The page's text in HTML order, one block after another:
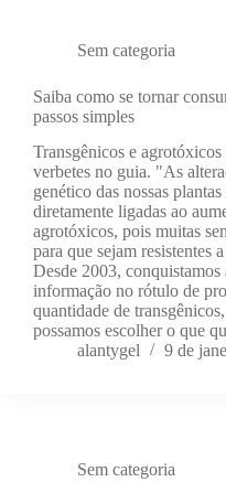
Sem categoria
Saiba como se tornar
passos simples
Transgênicos e
verbetes no guia. "As
genético das nossas plantas
diretamente ligadas ao
agrotóxicos, pois muitas
para que sejam resistentes
Desde 2003,
informação no rótulo de
quantidade de
possamos escolher o que
alantygel
9 de
Sem categoria